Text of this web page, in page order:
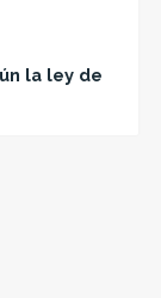
la ley de